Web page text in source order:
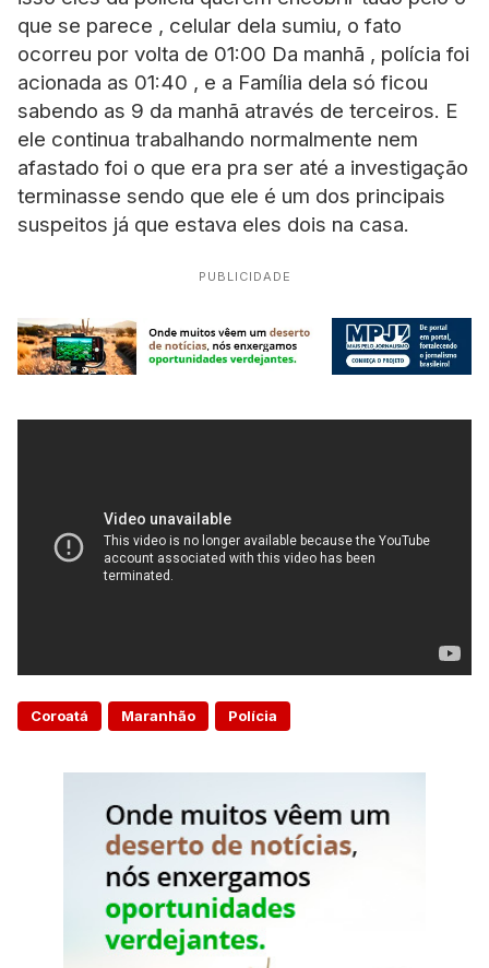
que se parece , celular dela sumiu, o fato
ocorreu por volta de 01:00 Da manhã , polícia foi
acionada as 01:40 , e a Família dela só ficou
sabendo as 9 da manhã através de terceiros. E
ele continua trabalhando normalmente nem
afastado foi o que era pra ser até a investigação
terminasse sendo que ele é um dos principais
suspeitos já que estava eles dois na casa.
PUBLICIDADE
Coroatá Maranhão Polícia